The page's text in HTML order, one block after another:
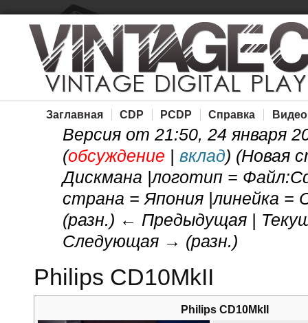
Заглавная CDP PCDP Справка Видео
Версия от 21:50, 24 января
(обсуждение | вклад) (Новая
Дискмана |логотип =
страна = Япония |линейка =
(разн.) ← Предыдущая |
Следующая → (разн.)
Philips CD10MkII
Philips CD10MkII